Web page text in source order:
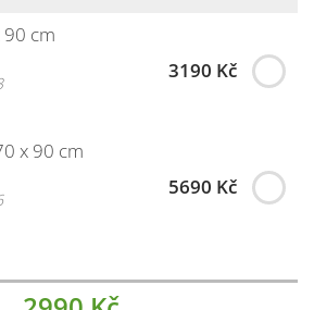
cm
3190 Kč
x 90 cm
5690 Kč